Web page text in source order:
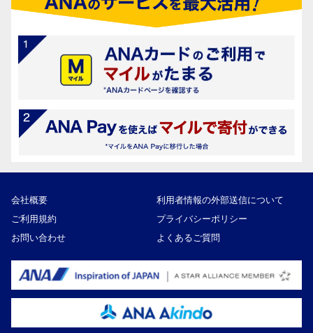
会社概要
利用者情報の外部送信について
ご利用規約
プライバシーポリシー
お問い合わせ
よくあるご質問